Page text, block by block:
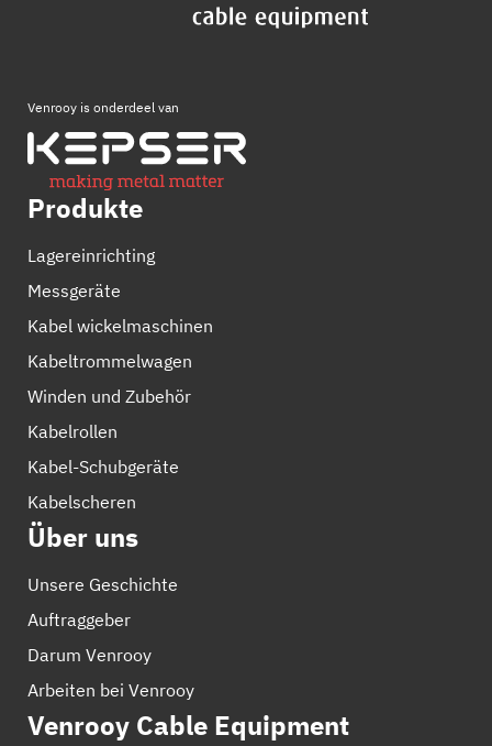
Venrooy is onderdeel van
Produkte
Lagereinrichting
Messgeräte
Kabel wickelmaschinen
Kabeltrommelwagen
Winden und Zubehör
Kabelrollen
Kabel-Schubgeräte
Kabelscheren
Über uns
Unsere Geschichte
Auftraggeber
Darum Venrooy
Arbeiten bei Venrooy
Venrooy Cable Equipment